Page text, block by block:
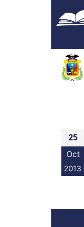
25
Oct
2013